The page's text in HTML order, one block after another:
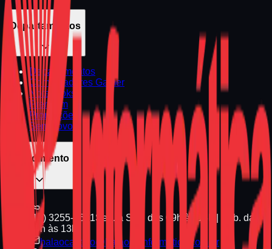
Departamentos
Departamentos
Computadores Gamer
Notebooks
Premium
Promoções
Seminovos
Atendimento
(19) 3255-1661Seg. a Sex. das 09h às 18h | Sáb. das
09h às 13h
balaocastelo@balaodainformatica.com.br